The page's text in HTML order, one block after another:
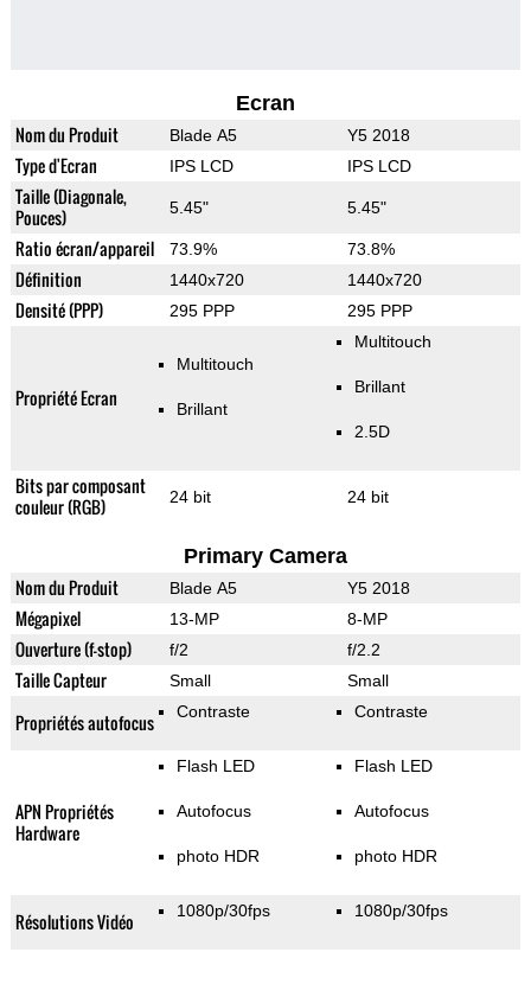
Ecran
Nom du Produit Blade A5 Y5 2018
Type d'Ecran IPS LCD IPS LCD
Taille (Diagonale,
Pouces)
5.45" 5.45"
Ratio écran/appareil 73.9% 73.8%
Définition 1440x720 1440x720
Densité (PPP) 295 PPP 295 PPP
Propriété Ecran
Multitouch
Brillant
Multitouch
Brillant
2.5D
Bits par composant
couleur (RGB)
24 bit 24 bit
Primary Camera
Nom du Produit Blade A5 Y5 2018
Mégapixel 13-MP 8-MP
Ouverture (f-stop) f/2 f/2.2
Taille Capteur Small Small
Propriétés autofocus Contraste Contraste
APN Propriétés
Hardware
Flash LED
Autofocus
photo HDR
Flash LED
Autofocus
photo HDR
Résolutions Vidéo 1080p/30fps 1080p/30fps